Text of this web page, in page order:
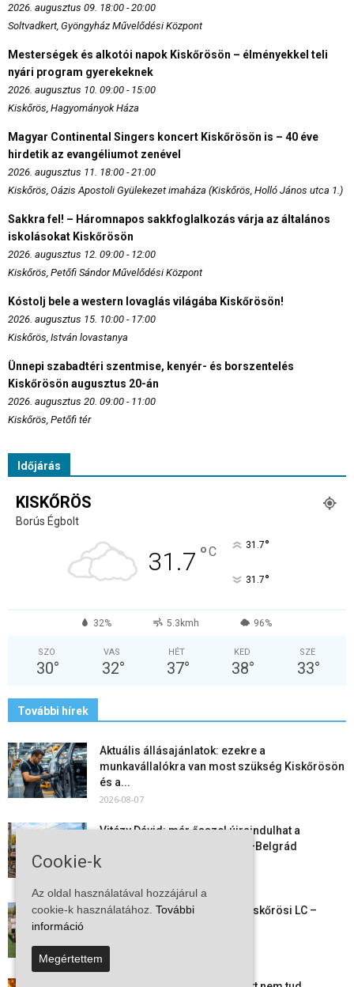
2026. augusztus 09. 18:00 - 20:00
Soltvadkert, Gyöngyház Művelődési Központ
Mesterségek és alkotói napok Kiskőrösön – élményekkel teli
nyári program gyerekeknek
2026. augusztus 10. 09:00 - 15:00
Kiskőrös, Hagyományok Háza
Magyar Continental Singers koncert Kiskőrösön is – 40 éve
hirdetik az evangéliumot zenével
2026. augusztus 11. 18:00 - 21:00
Kiskőrös, Oázis Apostoli Gyülekezet imaháza (Kiskőrös, Holló János utca 1.)
Sakkra fel! – Háromnapos sakkfoglalkozás várja az általános
iskolásokat Kiskőrösön
2026. augusztus 12. 09:00 - 12:00
Kiskőrös, Petőfi Sándor Művelődési Központ
Kóstolj bele a western lovaglás világába Kiskőrösön!
2026. augusztus 15. 10:00 - 17:00
Kiskőrös, István lovastanya
Ünnepi szabadtéri szentmise, kenyér- és borszentelés
Kiskőrösön augusztus 20-án
2026. augusztus 20. 09:00 - 11:00
Kiskőrös, Petőfi tér
Időjárás
KISKŐRÖS
Borús Égbolt
31.7 °C 31.7°
31.7°
32% 5.3kmh 96%
SZO
30°
VAS
32°
HÉT
37°
KED
38°
SZE
33°
További hírek
Aktuális állásajánlatok: ezekre a
munkavállalókra van most szükség Kiskőrösön
és a...
2026-08-07
Vitézy Dávid: már ősszel újraindulhat a
személyszállítás a Budapest–Belgrád
vasútvonalon
Megkezdte a felkészülést a Kiskőrösi LC –
Cookie-k
Az oldal használatával hozzájárul a
cookie-k használatához. További
információ
Megértettem